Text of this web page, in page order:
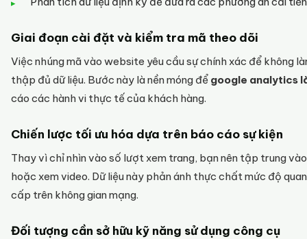
Giai đoạn cài đặt và kiểm tra mã theo dõi
Việc nhúng mã vào website yêu cầu sự chính xác để không
thập đủ dữ liệu. Bước này là nền móng để google analytics
cáo các hành vi thực tế của khách hàng.
Chiến lược tối ưu hóa dựa trên báo cáo sự kiện
Thay vì chỉ nhìn vào số lượt xem trang, bạn nên tập trung
hoặc xem video. Dữ liệu này phản ánh thực chất mức độ
cấp trên không gian mạng.
Đối tượng cần sở hữu kỹ năng sử dụng công cụ